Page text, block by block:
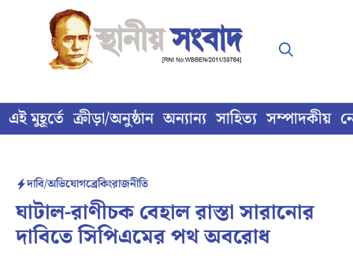
content
এই মুহূর্তে ক্রীড়া/অনুষ্ঠান অন্যান্য সাহিত্য সম্পাদকীয়
দাবি/অভিযোগব্রেকিংরাজনীতি
ঘাটাল-রাণীচক বেহাল রাস্তা সারানোর
দাবিতে সিপিএমের পথ অবরোধ